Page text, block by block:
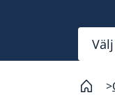
Välj
här